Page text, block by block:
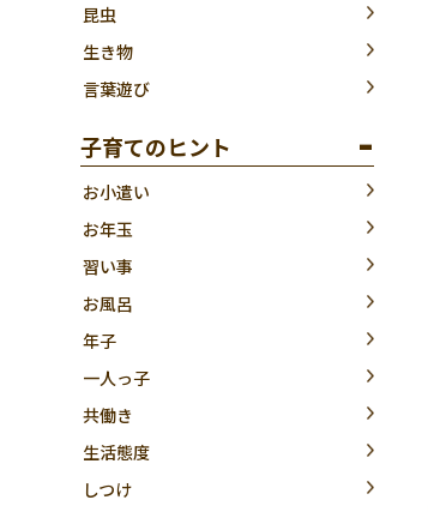
昆虫
生き物
言葉遊び
子育てのヒント
お小遣い
お年玉
習い事
お風呂
年子
一人っ子
共働き
生活態度
しつけ